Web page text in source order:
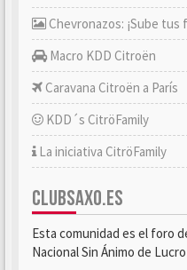
Chevronazos: ¡Sube tus
Macro KDD Citroën
Caravana Citroën a París
KDD´s CitröFamily
La iniciativa CitröFamily
CLUBSAXO.ES
Esta comunidad es el foro
Nacional Sin Ánimo de